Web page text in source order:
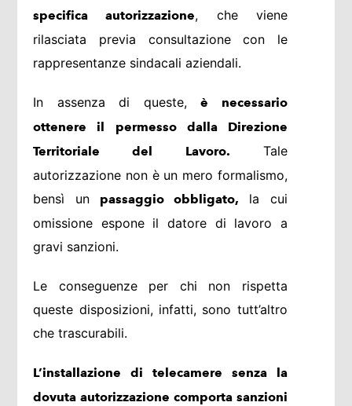
specifica autorizzazione, che viene
rilasciata previa consultazione con le
rappresentanze sindacali aziendali.
In assenza di queste,è necessario
ottenere il permesso dalla Direzione
Territoriale del Lavoro. Tale
autorizzazione non è un mero formalismo,
bensì un passaggio obbligato, la cui
omissione espone il datore di lavoro a
gravi sanzioni.
Le conseguenze per chi non rispetta
queste disposizioni, infatti, sono tutt’altro
che trascurabili.
L’installazione di telecamere senza la
dovuta autorizzazione comporta sanzioni